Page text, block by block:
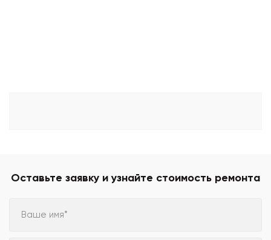
Оставьте заявку и узнайте стоимость ремонта
Ваше имя*